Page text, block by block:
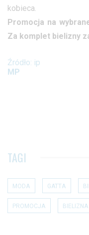
kobieca.
Promocja na
Za komplet bielizny
Źródło: ip
MP
TAGI
MODA GATTA
PROMOCJA